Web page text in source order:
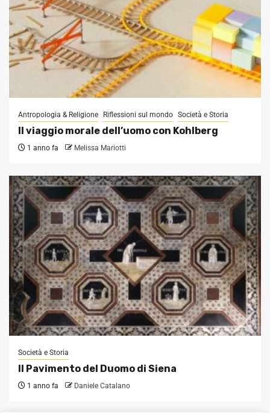
Antropologia & Religione Riflessioni sul mondo Società e Storia
Il viaggio morale dell’uomo con Kohlberg
1 anno fa Melissa Mariotti
Società e Storia
Il Pavimento del Duomo di Siena
1 anno fa Daniele Catalano